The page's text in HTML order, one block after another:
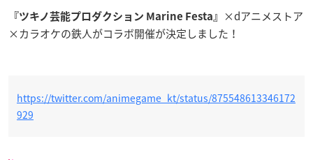
『ツキノ芸能プロダクション Marine Festa』
×dアニメストア
×カラオケの鉄人がコラボ開催が決定しました！
https://twitter.com/animegame_kt/status/875548613346172
929